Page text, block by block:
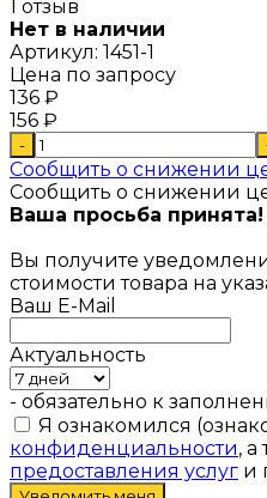
1 отзыв
Нет в наличии
Артикул: 1451-1
Цена по запросу
136 ₽
156 ₽
-
Сообщить о снижении
Сообщить о снижении
Ваша просьба принята!
Вы получите
стоимости товара на
Ваш E-Mail
Актуальность
- обязательно к
Я ознакомился
конфиденциальности, а
предоставления услуг и